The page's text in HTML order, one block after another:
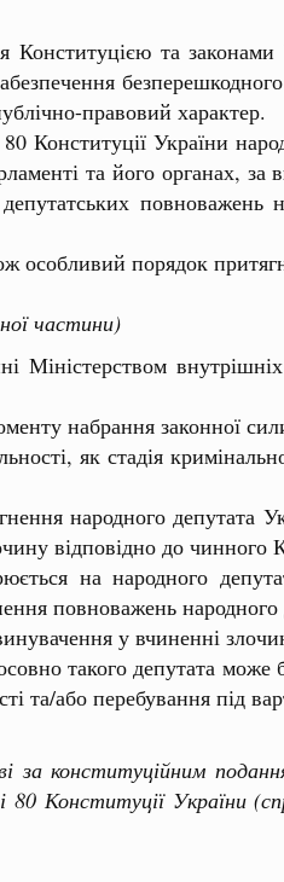
Конституцією та
правовий характер.
України
та його органах,
порядок
частини)
Міністерством
набрання законної
як стадія
народного депутата
відповідно до чинного
на народного
повноважень
у вчиненні
такого депутата
та/або перебування під
за конституційним
Конституції України